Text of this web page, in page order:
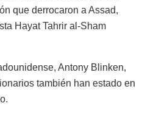
que derrocaron a Assad,
Hayat Tahrir al-Sham
Antony Blinken,
también han estado en